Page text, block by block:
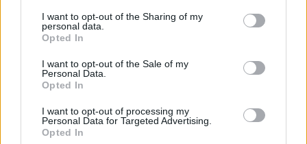
I want to opt-out of the Sharing of my
personal data.
Opted In
I want to opt-out of the Sale of my
Personal Data.
Opted In
I want to opt-out of processing my
Personal Data for Targeted Advertising.
Opted In
retragă. În noiembrie, primarul Capitalei a
votat-o pe primărița Câmpulungului, acum
speră ca ea să-l susțină
VIDEO. Rușinea Bucovinei: „Urșii de la
Rotunda”. Odă pe scenă: „Domnul Putin ne